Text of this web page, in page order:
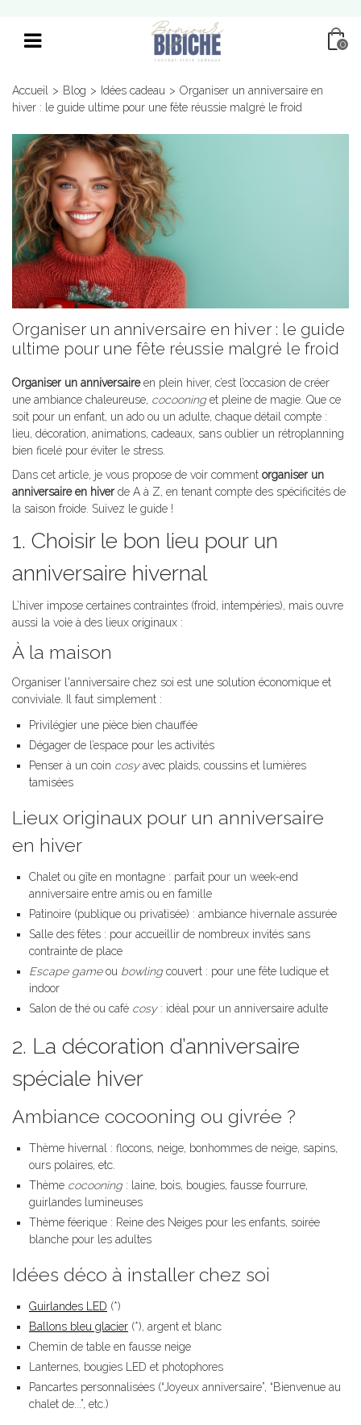
0
Accueil > Blog > Idées cadeau > Organiser un anniversaire en
hiver : le guide ultime pour une fête réussie malgré le froid
Organiser un anniversaire en hiver : le guide
ultime pour une fête réussie malgré le froid
Organiser un anniversaireen plein hiver, c’est l’occasion de créer
une ambiance chaleureuse, cocooning et pleine de magie. Que ce
soit pour un enfant, un ado ou un adulte, chaque détail compte :
lieu, décoration, animations, cadeaux, sans oublier un rétroplanning
bien ficelé pour éviter le stress.
Dans cet article, je vous propose de voir comment organiser un
anniversaire en hiverde A à Z, en tenant compte des spécificités de
la saison froide. Suivez le guide !
1. Choisir le bon lieu pour un
anniversaire hivernal
L’hiver impose certaines contraintes (froid, intempéries), mais ouvre
aussi la voie à des lieux originaux :
À la maison
Organiser l'anniversaire chez soi est une solution économique et
conviviale. Il faut simplement :
Privilégier une pièce bien chauffée
Dégager de l’espace pour les activités
Penser à un coin cosyavec plaids, coussins et lumières
tamisées
Lieux originaux pour un anniversaire
en hiver
Chalet ou gîte en montagne : parfait pour un week-end
anniversaire entre amis ou en famille
Patinoire (publique ou privatisée) : ambiance hivernale assurée
Salle des fêtes : pour accueillir de nombreux invités sans
contrainte de place
Escape gameou bowling couvert : pour une fête ludique et
indoor
Salon de thé ou café cosy: idéal pour un anniversaire adulte
2. La décoration d’anniversaire
spéciale hiver
Ambiance cocooning ou givrée ?
Thème hivernal : flocons, neige, bonhommes de neige, sapins,
ours polaires, etc.
Thème cocooning : laine, bois, bougies, fausse fourrure,
guirlandes lumineuses
Thème féerique : Reine des Neiges pour les enfants, soirée
blanche pour les adultes
Idées déco à installer chez soi
Guirlandes LED (*)
Ballons bleu glacier (*), argent et blanc
Chemin de table en fausse neige
Lanternes, bougies LED et photophores
Pancartes personnalisées (“Joyeux anniversaire”, “Bienvenue au
chalet de...”, etc.)